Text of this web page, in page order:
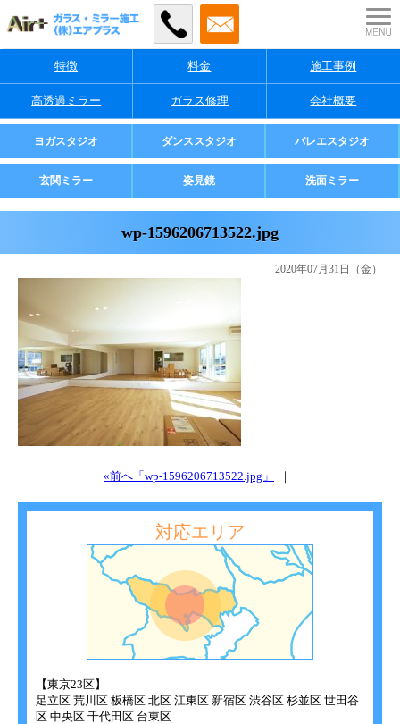
特徴 料金 施工事例
高透過ミラー ガラス修理 会社概要
業者様・店舗様向け
ヨガスタジオ ダンススタジオ バレエスタジオ
ご家庭用
玄関ミラー 姿見鏡 洗面ミラー
wp-1596206713522.jpg
2020年07月31日（金）
«前へ「wp-1596206713522.jpg」 ｜
対応エリア
【東京23区】
足立区 荒川区 板橋区 北区 江東区 新宿区 渋谷区 杉並区 世田谷
区 中央区 千代田区 台東区